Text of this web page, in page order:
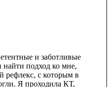
и заботливые
найти подход ко мне,
рефлекс, с которым в
Я проходила КТ,